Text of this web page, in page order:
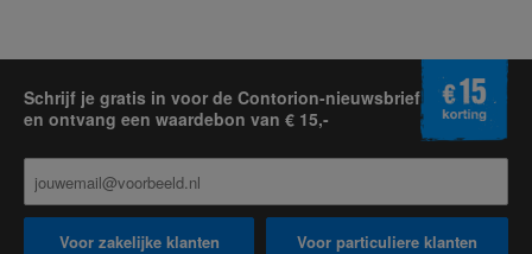
Schrijf je gratis in voor de Contorion-nieuwsbrief
en ontvang een waardebon van € 15,-
Voor zakelijke klanten Voor particuliere klanten